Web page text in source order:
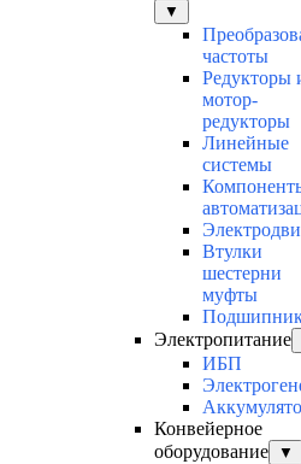
▼
частоты
Редукторы
мотор-
редукторы
Линейные
системы
Втулки
шестерни
муфты
Электропитание
ИБП
Конвейерное
оборудование
▼